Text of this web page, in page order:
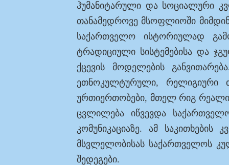
ჰუმანიტარული და სოციალური
თანამედროვე მსოფლიოში
საქართველო ისტორიულად
ტრადიციული სისტემებისა და
ქცევის მოდელების
ეთნოკულტურული, რელიგიური
ურთიერთობები, მთელ რიგ
ცვლილება იწვევდა
კომუნიკაციაზე. ამ
მსვლელობისას საქართველოს
შედეგები.